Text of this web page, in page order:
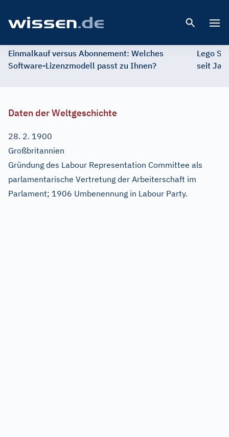
Einmalkauf versus Abonnement: Welches
Software-Lizenzmodell passt zu Ihnen?
Lego
seit
Daten der Weltgeschichte
28. 2. 1900
Großbritannien
Gründung des Labour Representation Committee als
parlamentarische Vertretung der Arbeiterschaft im
Parlament; 1906 Umbenennung in Labour Party.